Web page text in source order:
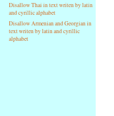
Disallow Thai in text writen by latin
and cyrillic alphabet
Disallow Armenian and Georgian in
text writen by latin and cyrillic
alphabet